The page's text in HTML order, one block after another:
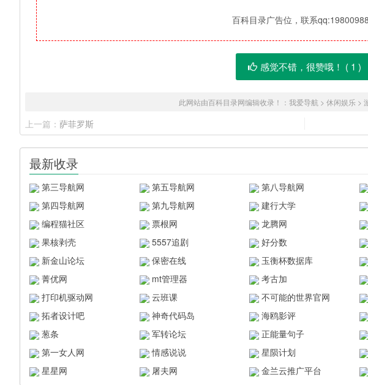
百科目录广告位，联系
感觉不错，很赞哦！ ( 1 )
此网站由百科目录网编辑收录！： 我爱导航 > 休闲娱乐>
上一篇： 萨菲罗斯
最新收录
第三导航网 第五导航网 第八导航网
第四导航网
第九导航网 建行大学
编程猫社区
票根网 龙腾网
果核剥壳
5557追剧 好分数
新金山论坛
保密在线 玉衡杯数据库
菁优网
mt管理器 考古加
打印机驱动网
云班课 不可能的世界官网
拓者设计吧
神奇代码岛 海鸥影评
葱条
军转论坛 正能量句子
第一女人网
情感说说 星陨计划
星星网
屠夫网 金兰云推广平台